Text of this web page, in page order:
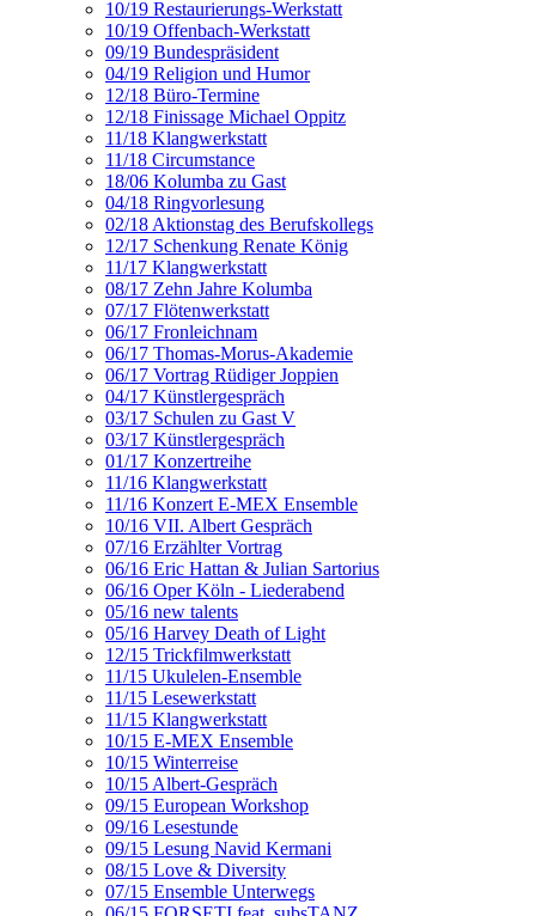
10/19 Restaurierungs-Werkstatt
10/19 Offenbach-Werkstatt
09/19 Bundespräsident
04/19 Religion und Humor
12/18 Büro-Termine
12/18 Finissage Michael Oppitz
11/18 Klangwerkstatt
11/18 Circumstance
18/06 Kolumba zu Gast
04/18 Ringvorlesung
02/18 Aktionstag des Berufskollegs
12/17 Schenkung Renate König
11/17 Klangwerkstatt
08/17 Zehn Jahre Kolumba
07/17 Flötenwerkstatt
06/17 Fronleichnam
06/17 Thomas-Morus-Akademie
06/17 Vortrag Rüdiger Joppien
04/17 Künstlergespräch
03/17 Schulen zu Gast V
03/17 Künstlergespräch
01/17 Konzertreihe
11/16 Klangwerkstatt
11/16 Konzert E-MEX Ensemble
10/16 VII. Albert Gespräch
07/16 Erzählter Vortrag
06/16 Eric Hattan & Julian Sartorius
06/16 Oper Köln - Liederabend
05/16 new talents
05/16 Harvey Death of Light
12/15 Trickfilmwerkstatt
11/15 Ukulelen-Ensemble
11/15 Lesewerkstatt
11/15 Klangwerkstatt
10/15 E-MEX Ensemble
10/15 Winterreise
10/15 Albert-Gespräch
09/15 European Workshop
09/16 Lesestunde
09/15 Lesung Navid Kermani
08/15 Love & Diversity
07/15 Ensemble Unterwegs